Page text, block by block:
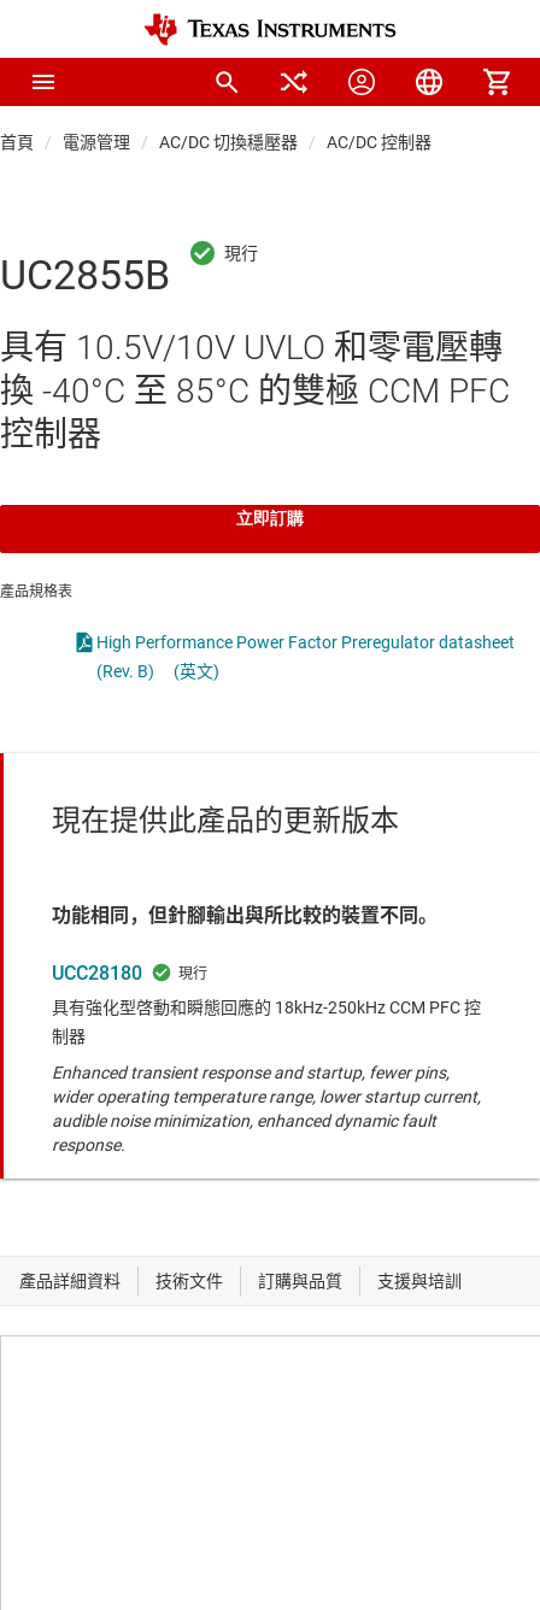
首頁 電源管理 AC/DC 切換穩壓器 AC/DC 控制器
UC2855B
具有 10.5V/10V UVLO 和零電壓轉
換 -40°C 至 85°C 的雙極 CCM PFC
控制器
立即訂購
產品規格表
High Performance Power Factor Preregulator datasheet
(Rev. B)
(英文)
現在提供此產品的更新版本
功能相同，但針腳輸出與所比較的裝置不同。
UCC28180
具有強化型啓動和瞬態回應的 18kHz-250kHz CCM PFC 控
制器
Enhanced transient response and startup, fewer pins,
wider operating temperature range, lower startup current,
audible noise minimization, enhanced dynamic fault
response.